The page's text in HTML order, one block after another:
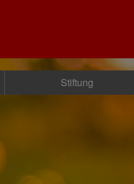
Stiftung